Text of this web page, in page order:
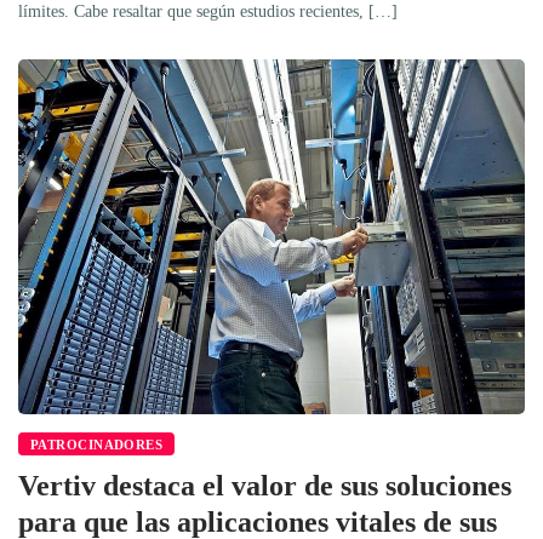
límites. Cabe resaltar que según estudios recientes, […]
PATROCINADORES
Vertiv destaca el valor de sus soluciones
para que las aplicaciones vitales de sus